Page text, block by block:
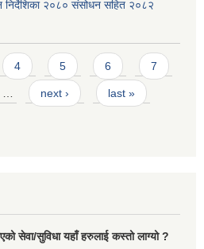
निर्देशिका २०८० संसोधन सहित २०८२
4 5 6 7
next › last »
सेवा/सुविधा यहाँ हरुलाई कस्तो लाग्यो ?